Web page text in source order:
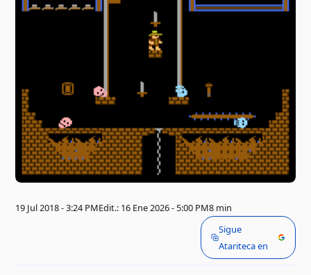
19 Jul 2018 - 3:24 PMEdit.: 16 Ene 2026 - 5:00 PM8 min
Sigue
Atariteca en